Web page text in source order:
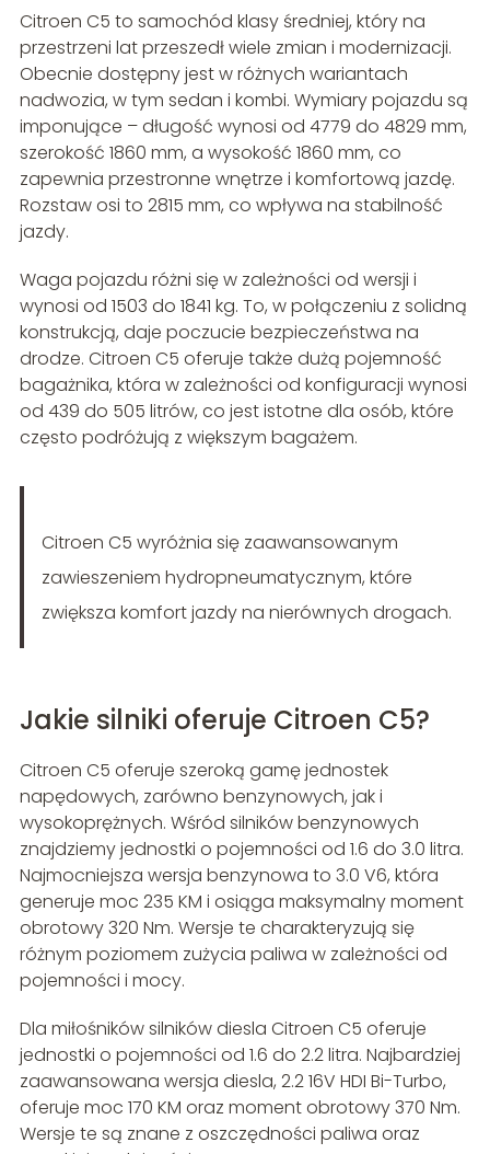
Citroen C5 to samochód klasy średniej, który na
przestrzeni lat przeszedł wiele zmian i modernizacji.
Obecnie dostępny jest w różnych wariantach
nadwozia, w tym sedan i kombi. Wymiary pojazdu są
imponujące – długość wynosi od 4779 do 4829 mm,
szerokość 1860 mm, a wysokość 1860 mm, co
zapewnia przestronne wnętrze i komfortową jazdę.
Rozstaw osi to 2815 mm, co wpływa na stabilność
jazdy.
Waga pojazdu różni się w zależności od wersji i
wynosi od 1503 do 1841 kg. To, w połączeniu z solidną
konstrukcją, daje poczucie bezpieczeństwa na
drodze. Citroen C5 oferuje także dużą pojemność
bagażnika, która w zależności od konfiguracji wynosi
od 439 do 505 litrów, co jest istotne dla osób, które
często podróżują z większym bagażem.
Citroen C5 wyróżnia się zaawansowanym
zawieszeniem hydropneumatycznym, które
zwiększa komfort jazdy na nierównych drogach.
Jakie silniki oferuje Citroen C5?
Citroen C5 oferuje szeroką gamę jednostek
napędowych, zarówno benzynowych, jak i
wysokoprężnych. Wśród silników benzynowych
znajdziemy jednostki o pojemności od 1.6 do 3.0 litra.
Najmocniejsza wersja benzynowa to 3.0 V6, która
generuje moc 235 KM i osiąga maksymalny moment
obrotowy 320 Nm. Wersje te charakteryzują się
różnym poziomem zużycia paliwa w zależności od
pojemności i mocy.
Dla miłośników silników diesla Citroen C5 oferuje
jednostki o pojemności od 1.6 do 2.2 litra. Najbardziej
zaawansowana wersja diesla, 2.2 16V HDI Bi-Turbo,
oferuje moc 170 KM oraz moment obrotowy 370 Nm.
Wersje te są znane z oszczędności paliwa oraz